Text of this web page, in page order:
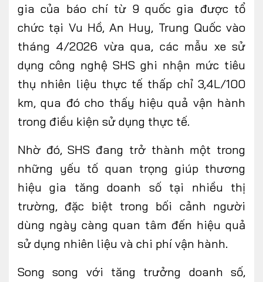
gia của báo chí từ 9 quốc gia được tổ
chức tại Vu Hồ, An Huy, Trung Quốc vào
tháng 4/2026 vừa qua, các mẫu xe sử
dụng công nghệ SHS ghi nhận mức tiêu
thụ nhiên liệu thực tế thấp chỉ 3,4L/100
km, qua đó cho thấy hiệu quả vận hành
trong điều kiện sử dụng thực tế.
Nhờ đó, SHS đang trở thành một trong
những yếu tố quan trọng giúp thương
hiệu gia tăng doanh số tại nhiều thị
trường, đặc biệt trong bối cảnh người
dùng ngày càng quan tâm đến hiệu quả
sử dụng nhiên liệu và chi phí vận hành.
Song song với tăng trưởng doanh số,